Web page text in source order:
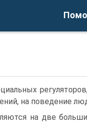
на поведение
на две